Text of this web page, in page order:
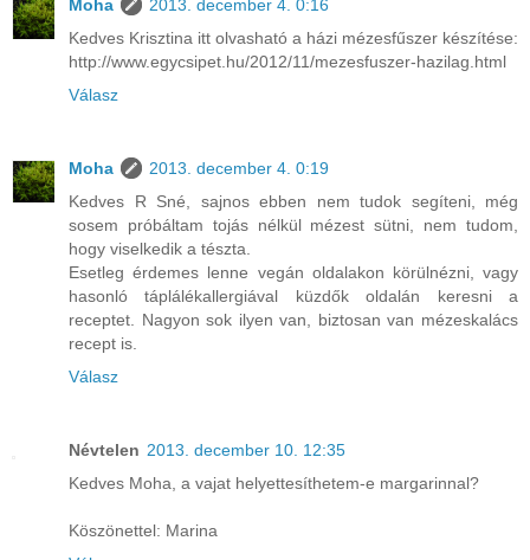
Moha
2013. december 4. 0:16
Kedves Krisztina itt olvasható a házi mézesfűszer készítése:
http://www.egycsipet.hu/2012/11/mezesfuszer-hazilag.html
Válasz
Moha
2013. december 4. 0:19
Kedves R Sné, sajnos ebben nem tudok segíteni, még
sosem próbáltam tojás nélkül mézest sütni, nem tudom,
hogy viselkedik a tészta.
Esetleg érdemes lenne vegán oldalakon körülnézni, vagy
hasonló táplálékallergiával küzdők oldalán keresni a
receptet. Nagyon sok ilyen van, biztosan van mézeskalács
recept is.
Válasz
Névtelen 2013. december 10. 12:35
Kedves Moha, a vajat helyettesíthetem-e margarinnal?
Köszönettel: Marina